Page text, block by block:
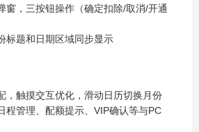
窗，三按钮操作（确定扣除/取消/开通
标题和日期区域同步显示
，触摸交互优化，滑动日历切换月份
程管理、配额提示、VIP确认等与PC